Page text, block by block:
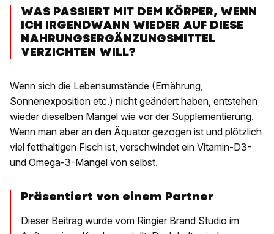
WAS PASSIERT MIT DEM KÖRPER, WENN
ICH IRGENDWANN WIEDER AUF DIESE
NAHRUNGSERGÄNZUNGSMITTEL
VERZICHTEN WILL?
Wenn sich die Lebensumstände (Ernährung,
Sonnenexposition etc.) nicht geändert haben, entstehen
wieder dieselben Mängel wie vor der Supplementierung.
Wenn man aber an den Äquator gezogen ist und plötzlich
viel fetthaltigen Fisch ist, verschwindet ein Vitamin-D3-
und Omega-3-Mangel von selbst.
Präsentiert von einem Partner
Dieser Beitrag wurde vom Ringier Brand Studio im